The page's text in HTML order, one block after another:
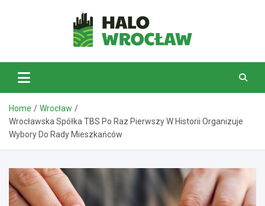
HaloWrocław.pl
Home
Wrocław
Wrocławska Spółka TBS Po Raz Pierwszy W Historii Organizuje
Wybory Do Rady Mieszkańców